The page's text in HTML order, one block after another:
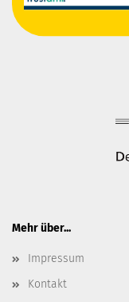
Mehr über...
Impressum
Kontakt